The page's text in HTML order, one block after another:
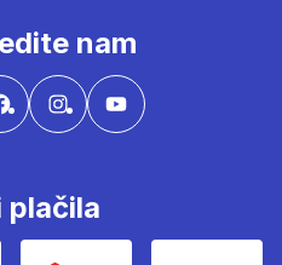
nam
plačila